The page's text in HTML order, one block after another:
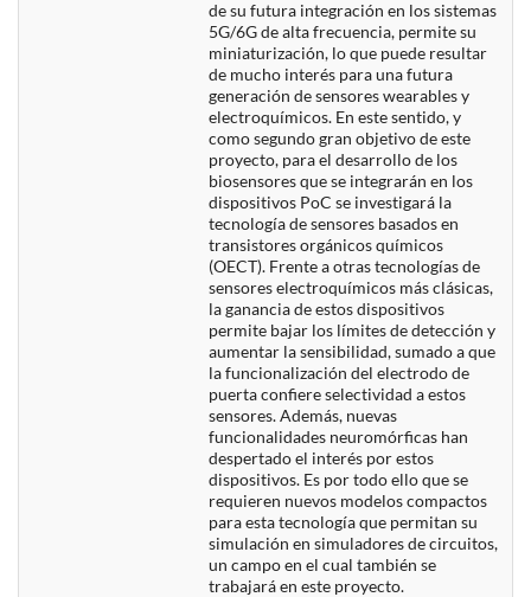
de su futura integración en los sistemas
5G/6G de alta frecuencia, permite su
miniaturización, lo que puede resultar
de mucho interés para una futura
generación de sensores wearables y
electroquímicos. En este sentido, y
como segundo gran objetivo de este
proyecto, para el desarrollo de los
biosensores que se integrarán en los
dispositivos PoC se investigará la
tecnología de sensores basados en
transistores orgánicos químicos
(OECT). Frente a otras tecnologías de
sensores electroquímicos más clásicas,
la ganancia de estos dispositivos
permite bajar los límites de detección y
aumentar la sensibilidad, sumado a que
la funcionalización del electrodo de
puerta confiere selectividad a estos
sensores. Además, nuevas
funcionalidades neuromórficas han
despertado el interés por estos
dispositivos. Es por todo ello que se
requieren nuevos modelos compactos
para esta tecnología que permitan su
simulación en simuladores de circuitos,
un campo en el cual también se
trabajará en este proyecto.